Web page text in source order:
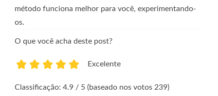
método funciona melhor para você, experimentando-
os.
O que você acha deste post?
Excelente
Classificação: 4.9 / 5 (baseado nos votos 239)